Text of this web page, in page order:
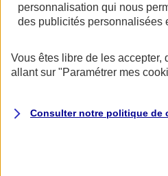
Nos solution
personnalisation qui nous
des publicités personnalisées
Vous êtes libre de les accepter,
allant sur "Paramétrer mes
Consulter notre politique de